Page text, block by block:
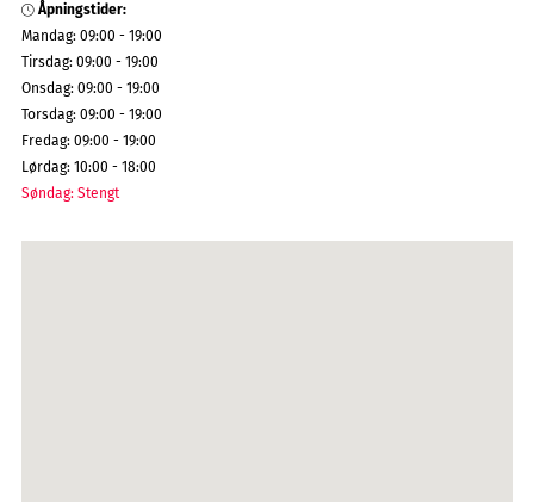
Åpningstider:
Mandag: 09:00 - 19:00
Tirsdag: 09:00 - 19:00
Onsdag: 09:00 - 19:00
Torsdag: 09:00 - 19:00
Fredag: 09:00 - 19:00
Lørdag: 10:00 - 18:00
Søndag: Stengt